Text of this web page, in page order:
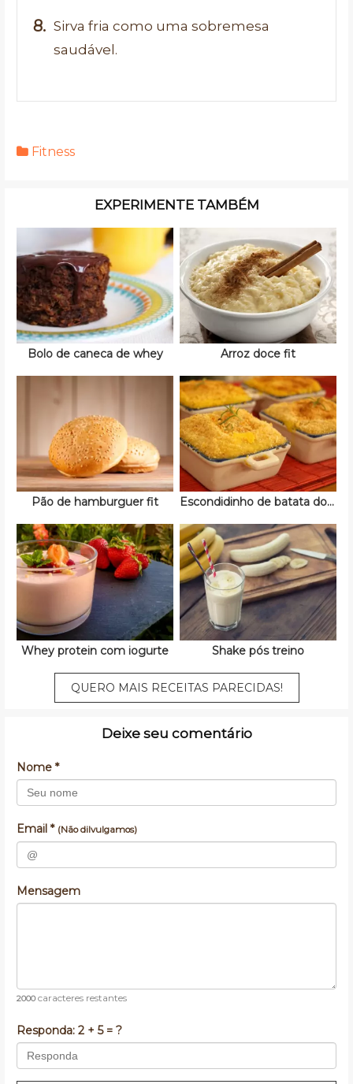
Sirva fria como uma sobremesa
saudável.
Fitness
EXPERIMENTE TAMBÉM
Bolo de caneca de whey Arroz doce fit
Pão de hamburguer fit Escondidinho de batata doce fit
Whey protein com iogurte Shake pós treino
QUERO MAIS RECEITAS PARECIDAS!
Deixe seu comentário
Nome *
Email * (Não dilvulgamos)
Mensagem
2000caracteres restantes
Responda: 2 + 5 = ?